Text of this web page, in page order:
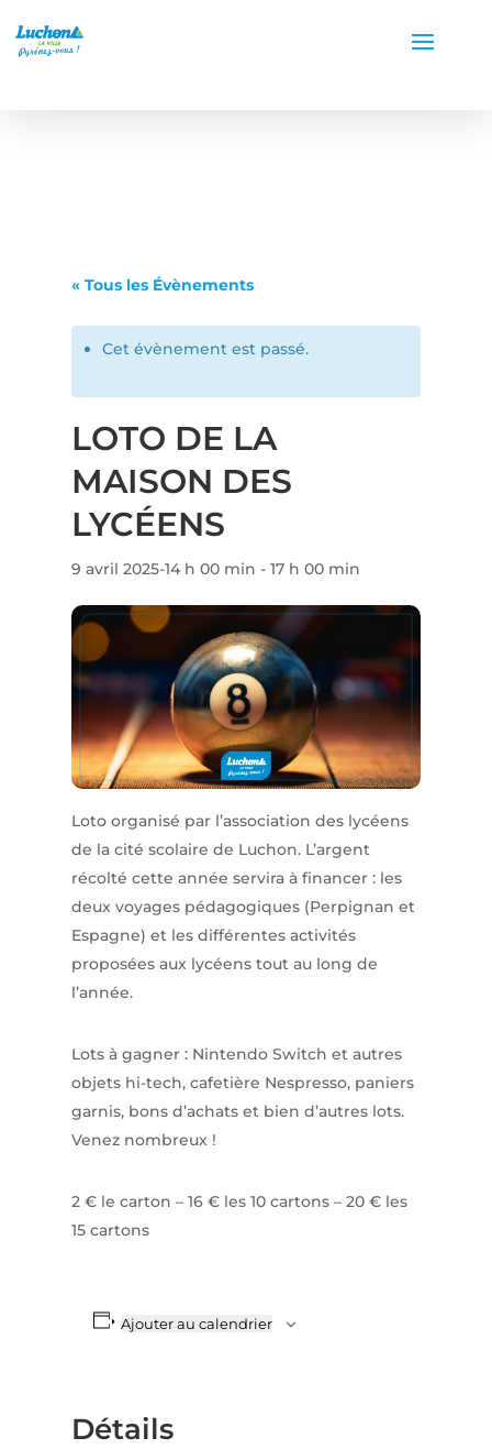
« Tous les Évènements
Cet évènement est passé.
LOTO DE LA
MAISON DES
LYCÉENS
9 avril 2025-14 h 00 min - 17 h 00 min
Loto organisé par l’association des lycéens
de la cité scolaire de Luchon. L’argent
récolté cette année servira à financer : les
deux voyages pédagogiques (Perpignan et
Espagne) et les différentes activités
proposées aux lycéens tout au long de
l’année.
Lots à gagner : Nintendo Switch et autres
objets hi-tech, cafetière Nespresso, paniers
garnis, bons d’achats et bien d’autres lots.
Venez nombreux !
2 € le carton – 16 € les 10 cartons – 20 € les
15 cartons
Ajouter au calendrier
Détails